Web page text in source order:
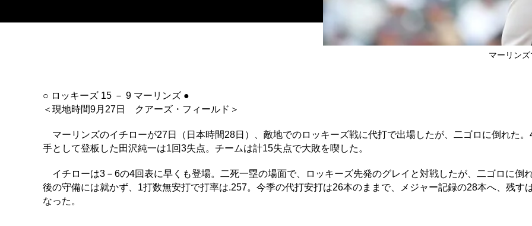
マーリン
○ ロッキーズ 15 － 9 マーリンズ ●
＜現地時間9月27日 クアーズ・フィールド＞
マーリンズのイチローが27日（日本時間28日）、敵地でのロッキーズ戦に代打で出場したが、二ゴロに倒れた。
手として登板した田沢純一は1回3失点。チームは計15失点で大敗を喫した。
イチローは3－6の4回表に早くも登場。二死一塁の場面で、ロッキーズ先発のグレイと対戦したが、二ゴロに倒
後の守備には就かず、1打数無安打で打率は.257。今季の代打安打は26本のままで、メジャー記録の28本へ、残す
なった。